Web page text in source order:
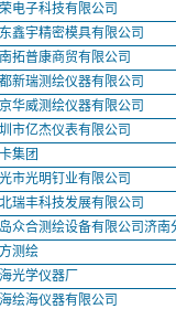
电子科技有限公司
鑫宇精密模具有限公司
拓普康商贸有限公司
新瑞测绘仪器有限公司
华威测绘仪器有限公司
市亿杰仪表有限公司
集团
市光明钉业有限公司
瑞丰科技发展有限公司
众合测绘设备有限公司济
测绘
光学仪器厂
绘海仪器有限公司